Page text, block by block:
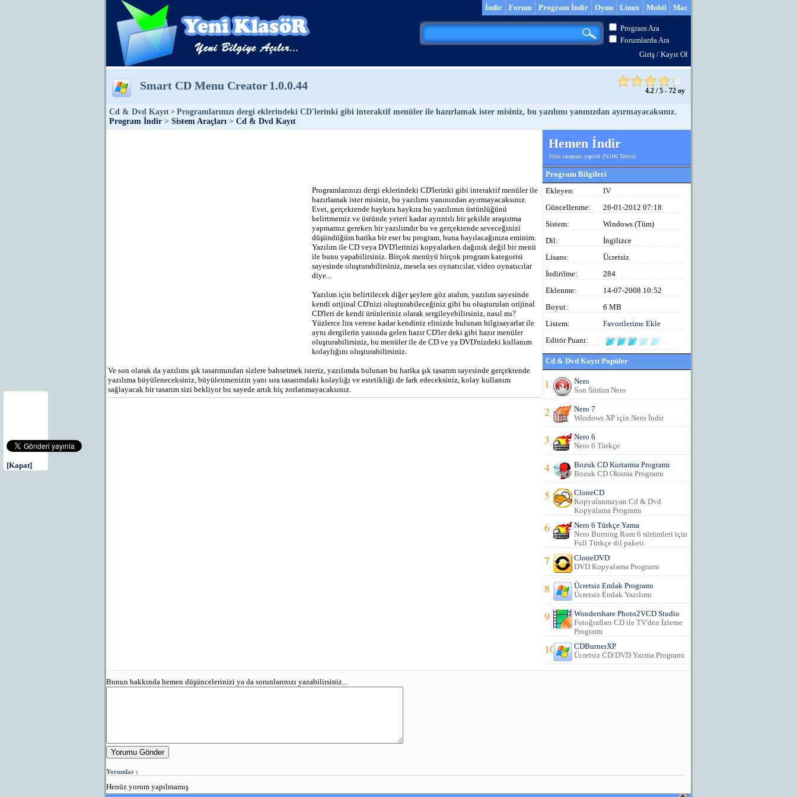
[Kapat]
Mac
Mobil
Linux
Oyun
Program İndir
Forum
İndir
Program Ara
Forumlarda Ara
Giriş / Kayıt Ol
Smart CD Menu Creator1.0.0.44 4.2 /5 - 72 oy
Cd & Dvd Kayıt > Programlarınızı dergi eklerindeki CD'lerinki gibi interaktif menüler ile hazırlamak ister misiniz, bu yazılımı yanınızdan ayırmayacaksınız.
Program İndir > Sistem Araçları > Cd & Dvd Kayıt
Programlarınızı dergi eklerindeki CD'lerinki gibi interaktif menüler ile
hazırlamak ister misiniz, bu yazılımı yanınızdan ayırmayacaksınız.
Evet, gerçektende haykıra haykıra bu yazılımın üstünlüğünü
belirtmemiz ve üstünde yeteri kadar ayrıntılı bir şekilde araştırma
yapmamız gereken bir yazılımdır bu ve gerçektende seveceğinizi
düşündüğüm harika bir eser bu program, buna bayılacağınıza eminim.
Yazılım ile CD veya DVD'lerinizi kopyalarken dağınık değil bir menü
ile bunu yapabilirsiniz. Birçok menüyü birçok program kategorisi
sayesinde oluşturabilirsiniz, mesela ses oynatıcılar, video oynatıcılar
diye...
Yazılım için belirtilecek diğer şeylere göz atalım, yazılım sayesinde
kendi orijinal CD'nizi oluşturabileceğiniz gibi bu oluşturulan orijinal
CD'leri de kendi ürünleriniz olarak sergileyebilirsiniz, nasıl mı?
Yüzlerce lira verene kadar kendiniz elinizde bulunan bilgisayarlar ile
aynı dergilerin yanında gelen hazır CD'ler deki gibi hazır menüler
oluşturabilirsiniz, bu menüler ile de CD ve ya DVD'nizdeki kullanım
kolaylığını oluşturabilirsiniz.
Ve son olarak da yazılımı şık tasarımından sizlere bahsetmek isteriz, yazılımda bulunan bu harika şık tasarım sayesinde gerçektende
yazılıma büyüleneceksiniz, büyülenmenizin yanı sıra tasarımdaki kolaylığı ve estetikliği de fark edeceksiniz, kolay kullanım
sağlayacak bir tasarım sizi bekliyor bu sayede artık hiç zorlanmayacaksınız.
Hemen İndir
Virüs taraması yapıldı (%100 Temiz)
Program Bilgileri
Ekleyen:
IV
Güncellenme:
26-01-2012 07:18
Sistem:
Windows (Tüm)
Dil:
İngilizce
Lisans:
Ücretsiz
İndirilme:
284
Eklenme:
14-07-2008 10:52
Boyut:
6 MB
Listem:
Favorilerime Ekle
Editör Puanı:
Cd & Dvd Kayıt Popüler
1
Nero
Son Sürüm Nero
2
Nero 7
Windows XP için Nero İndir
3
Nero 6
Nero 6 Türkçe
4
Bozuk CD Kurtarma Programı
Bozuk CD Okuma Programı
5
CloneCD
Kopyalanmayan Cd & Dvd
Kopyalama Programı
6
Nero 6 Türkçe Yama
Nero Burning Rom 6 sürümleri için
Full Türkçe dil paketi.
7
CloneDVD
DVD Kopyalama Programı
8
Ücretsiz Emlak Programı
Ücretsiz Emlak Yazılımı
9
Wondershare Photo2VCD Studio
Fotoğrafları CD ile TV'den İzleme
Programı
10
CDBurnerXP
Ücretsiz CD/DVD Yazma Programı
Bunun hakkında hemen düşüncelerinizi ya da sorunlarınızı yazabilirsiniz...
Yorumu Gönder
Yorumlar :
Henüz yorum yapılmamış